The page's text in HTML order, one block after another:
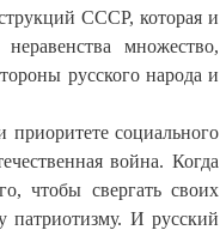
СССР, которая и
множество,
русского народа и
социального
война. Когда
чтобы свергать своих
патриотизму. И русский